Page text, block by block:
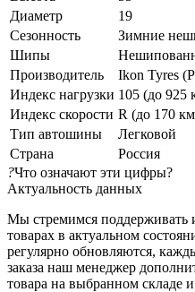
Диаметр
19
Сезонность
Зимние
Шипы
Производитель
Ikon Tyres
Индекс нагрузки 105 (до 925
Индекс скорости R (до 170
Тип автошины
Легковой
Страна
Россия
?Что означают эти цифры?
Актуальность данных
Мы стремимся поддерживать
товарах в актуальном
регулярно обновляются,
заказа наш менеджер
товара на выбранном складе